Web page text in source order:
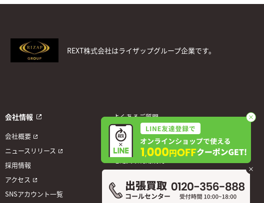
REXT株式会社はライザップグループ企業です。
会社情報
会社概要
ニュースリリース
採用情報
アクセス
SNSアカウント一覧
よくあるご質問
お問い合わせ
個人情報保護方針
宅配買取利用規約